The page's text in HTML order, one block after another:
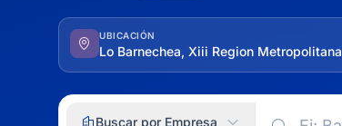
UBICACIÓN
Lo Barnechea, Xiii Region Metropolitana
Buscar por Empresa